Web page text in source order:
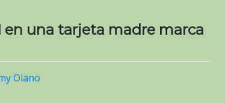
una tarjeta madre marca
Olano